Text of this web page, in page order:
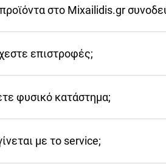
στο Mixailidis.gr
επιστροφές;
φυσικό κατάστημα;
με το service;